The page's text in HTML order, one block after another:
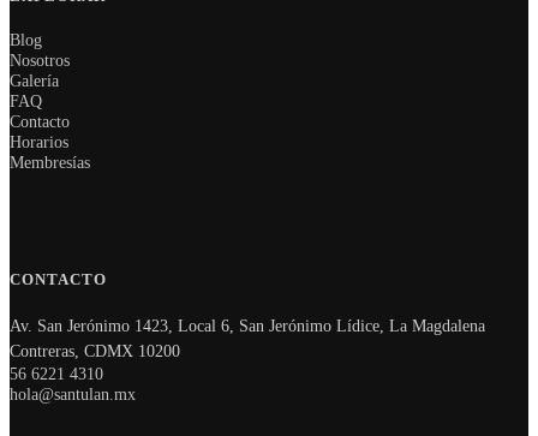
Blog
Nosotros
Galería
FAQ
Contacto
Horarios
Membresías
CONTACTO
Av. San Jerónimo 1423, Local 6, San Jerónimo Lídice, La Magdalena
Contreras, CDMX 10200
56 6221 4310
hola@santulan.mx